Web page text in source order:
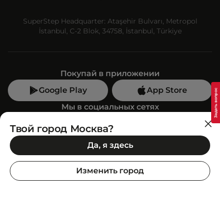
SuperStep Headquarter: Ataşehir Bulvarı, Metropol
İstanbul, C-2 Blok, 34758, İstanbul, Türkiye
Покупай в приложении
Google Play
App Store
Мы в социальных сетях
Позвони нам
+7 (499) 350-55-33
C 10:00 до 19:00
SuperStep-бот
Твой город Москва?
Да, я здесь
Изменить город